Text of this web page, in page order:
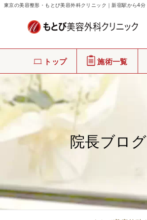
東京の美容整形・もとび美容外科クリニック｜新宿駅から4分
トップ 施術一覧
院長ブログ